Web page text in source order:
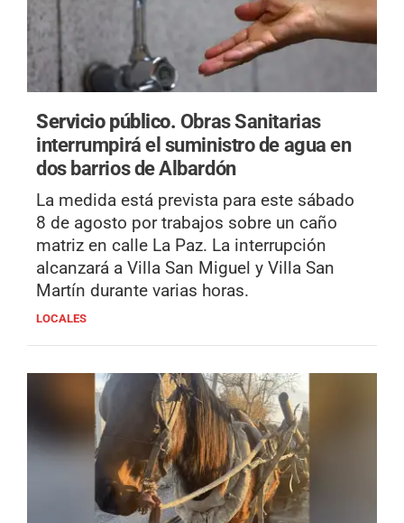
Servicio público. Obras Sanitarias
interrumpirá el suministro de agua en
dos barrios de Albardón
La medida está prevista para este sábado
8 de agosto por trabajos sobre un caño
matriz en calle La Paz. La interrupción
alcanzará a Villa San Miguel y Villa San
Martín durante varias horas.
LOCALES